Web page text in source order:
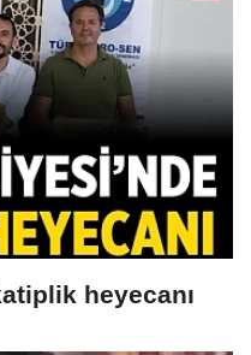
heyecanı